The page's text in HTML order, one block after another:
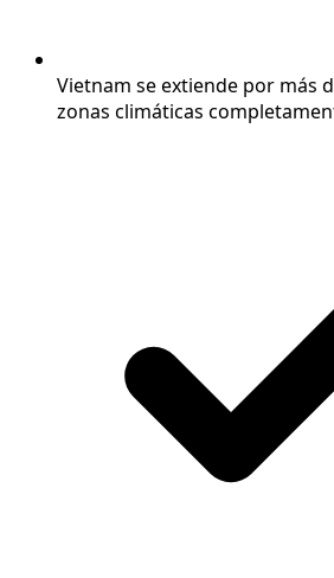
Vietnam se extiende por más
zonas climáticas